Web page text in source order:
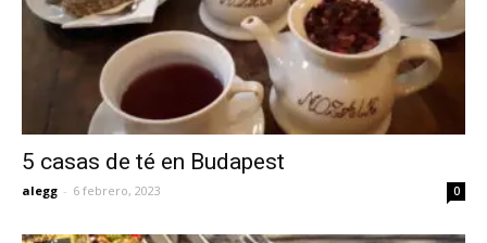
5 casas de té en Budapest
alegg - 6 febrero, 2023 0